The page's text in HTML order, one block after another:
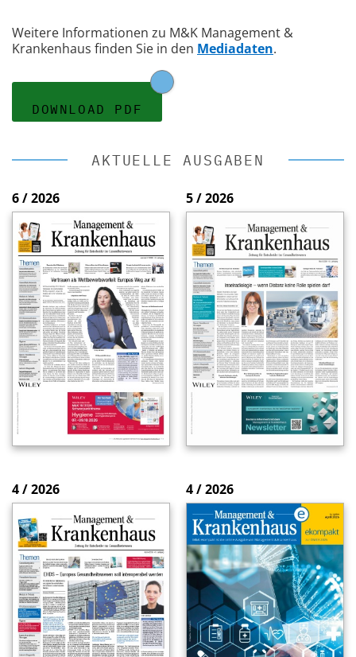
Weitere Informationen zu M&K Management &
Krankenhaus finden Sie in den Mediadaten.
DOWNLOAD PDF
AKTUELLE AUSGABEN
6 / 2026 5 / 2026
4 / 2026 4 / 2026